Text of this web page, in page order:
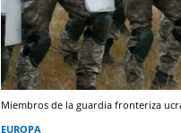
Miembros de la guardia fronteriza
EUROPA